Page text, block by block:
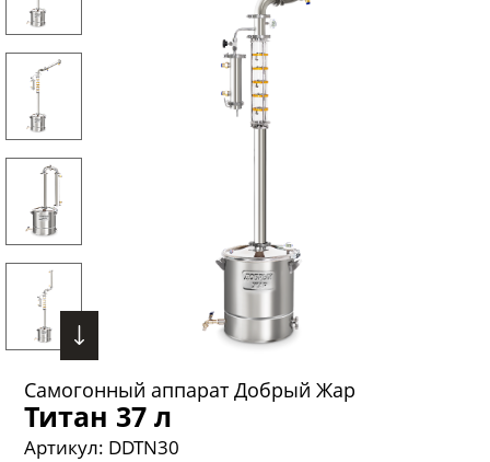
Самогонный аппарат Добрый Жар
Титан 37 л
Артикул: DDTN30